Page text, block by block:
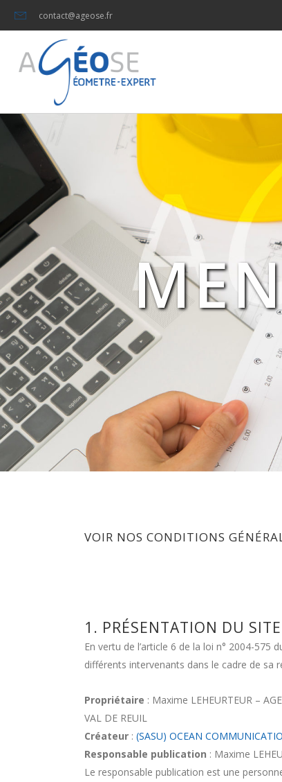
contact@ageose.fr
VOIR NOS CONDITIONS
1. PRÉSENTATION DU
En vertu de l’article 6 de la loi n° 2004-575
différents intervenants dans le cadre de sa
Propriétaire : Maxime LEHEURTEUR –
VAL DE REUIL
Créateur : (SASU) OCEAN
Responsable publication : Maxime
Le responsable publication est une